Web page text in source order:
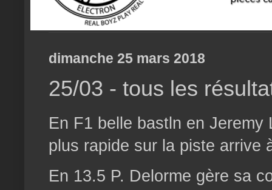
dimanche 25 mars 2018
25/03 - tous les
En F1 belle bastln en
plus rapide sur la piste arrive
En 13.5 P. Delorme gère sa